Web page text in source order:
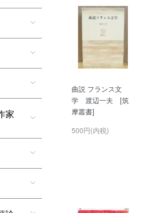
曲説 フランス文
学 渡辺一夫 [筑
摩叢書]
500円(内税)
家